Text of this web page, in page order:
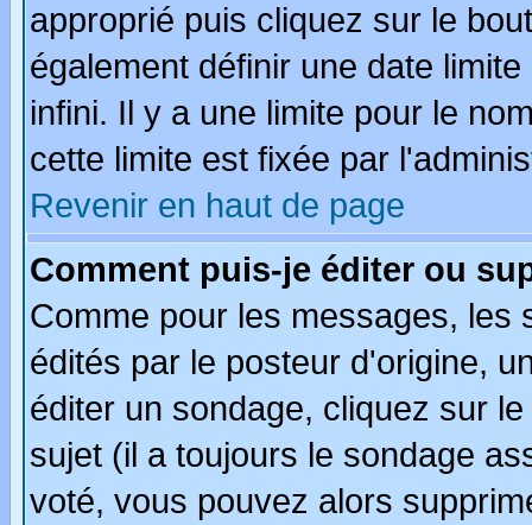
approprié puis cliquez sur le
également définir une date
infini. Il y a une limite pour le
cette limite est fixée par
Revenir en haut de page
Comment puis-je éditer ou
Comme pour les messages, les
édités par le posteur d'origine,
éditer un sondage, cliquez sur
sujet (il a toujours le sondage
voté, vous pouvez alors